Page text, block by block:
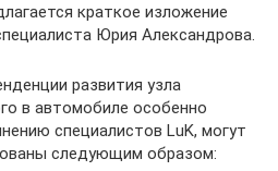
краткое изложение
Юрия Александрова.
развития узла
в автомобиле особенно
специалистов LuK, могут
следующим образом: